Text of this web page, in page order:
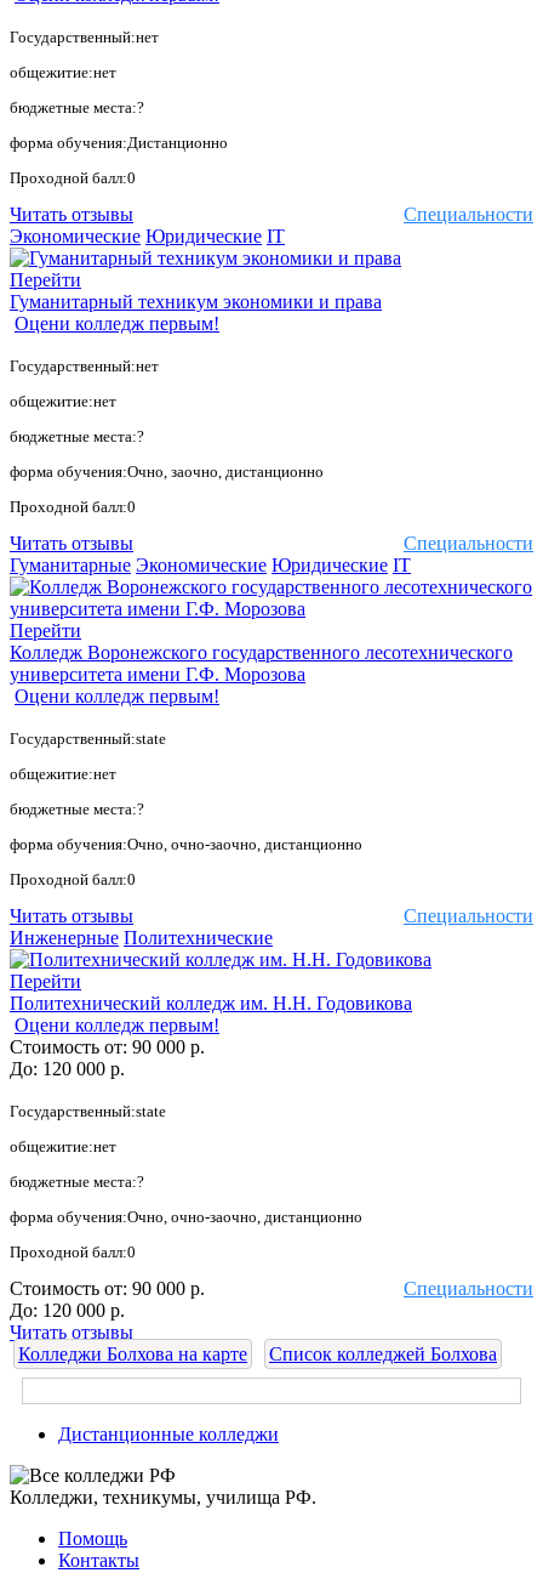
Государственный:нет
общежитие:нет
бюджетные места:?
форма обучения:Дистанционно
Проходной балл:0
Специальности
Читать отзывы
Экономические Юридические IT
Перейти
Гуманитарный техникум экономики и права
Оцени колледж первым!
Государственный:нет
общежитие:нет
бюджетные места:?
форма обучения:Очно, заочно, дистанционно
Проходной балл:0
Специальности
Читать отзывы
Гуманитарные Экономические Юридические IT
Перейти
Колледж Воронежского государственного лесотехнического
университета имени Г.Ф. Морозова
Оцени колледж первым!
Государственный:state
общежитие:нет
бюджетные места:?
форма обучения:Очно, очно-заочно, дистанционно
Проходной балл:0
Специальности
Читать отзывы
Инженерные Политехнические
Перейти
Политехнический колледж им. Н.Н. Годовикова
Оцени колледж первым!
Стоимость от: 90 000 р.
До: 120 000 р.
Государственный:state
общежитие:нет
бюджетные места:?
форма обучения:Очно, очно-заочно, дистанционно
Проходной балл:0
Специальности
Стоимость от: 90 000 р.
До: 120 000 р.
Читать отзывы
Колледжи Болхова на карте
Список колледжей Болхова
Дистанционные колледжи
Колледжи, техникумы, училища РФ.
Помощь
Контакты